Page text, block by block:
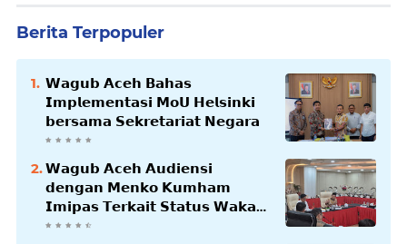
Berita Terpopuler
𝗪𝗮𝗴𝘂𝗯 𝗔𝗰𝗲𝗵 𝗕𝗮𝗵𝗮𝘀
𝗜𝗺𝗽𝗹𝗲𝗺𝗲𝗻𝘁𝗮𝘀𝗶 𝗠𝗼𝗨 𝗛𝗲𝗹𝘀𝗶𝗻𝗸𝗶
𝗯𝗲𝗿𝘀𝗮𝗺𝗮 𝗦𝗲𝗸𝗿𝗲𝘁𝗮𝗿𝗶𝗮𝘁 𝗡𝗲𝗴𝗮𝗿𝗮
𝗪𝗮𝗴𝘂𝗯 𝗔𝗰𝗲𝗵 𝗔𝘂𝗱𝗶𝗲𝗻𝘀𝗶
𝗱𝗲𝗻𝗴𝗮𝗻 𝗠𝗲𝗻𝗸𝗼 𝗞𝘂𝗺𝗵𝗮𝗺
𝗜𝗺𝗶𝗽𝗮𝘀 𝗧𝗲𝗿𝗸𝗮𝗶𝘁 𝗦𝘁𝗮𝘁𝘂𝘀 𝗪𝗮𝗸𝗮𝗳
𝗕𝗹𝗮𝗻𝗴𝗽𝗮𝗱𝗮𝗻𝗴